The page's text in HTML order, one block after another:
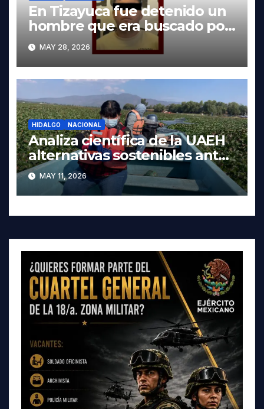
En Tizayuca fue detenido un
hombre que era buscado por
autoridades de Oaxaca
MAY 28, 2026
HIDALGO NACIONAL
Analiza científica de la UAEH
alternativas sostenibles ante
crisis ambiental en Tula-
Tepeji
MAY 11, 2026